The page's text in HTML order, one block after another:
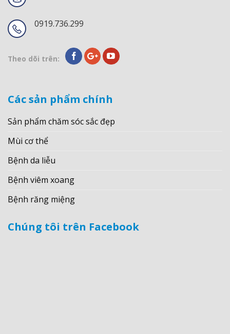
0919.736.299
Theo dõi trên:
Các sản phẩm chính
Sản phẩm chăm sóc sắc đẹp
Mùi cơ thể
Bệnh da liễu
Bệnh viêm xoang
Bệnh răng miệng
Chúng tôi trên Facebook